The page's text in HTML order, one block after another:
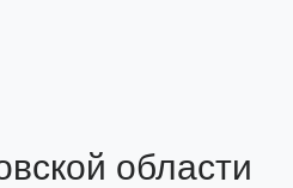
области